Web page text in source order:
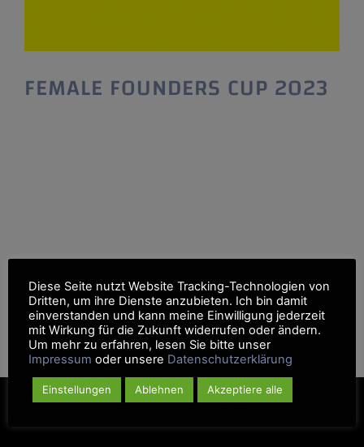
FEMALE FOUNDERS CUP 2023
Öffentlichkeit zu präsentieren. Eine
Bewerbung – viele Chancen: Jetzt bewerben.
Alle Gründerinnen und Start-up-Teams die
Diese Seite nutzt Website Tracking-Technologien von
Dritten, um ihre Dienste anzubieten. Ich bin damit
einverstanden und kann meine Einwilligung jederzeit
mit Wirkung für die Zukunft widerrufen oder ändern.
Um mehr zu erfahren, lesen Sie bitte unser
Impressum oder unsere Datenschutzerklärung
Einstellungen Ablehnen Akzeptiere alle